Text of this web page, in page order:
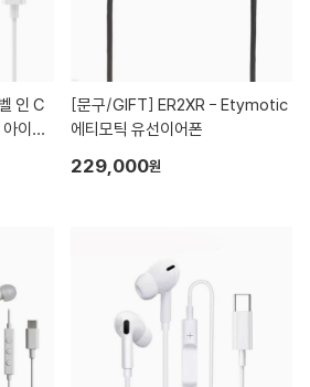
이폰
[문구/GIFT]
에티모틱 유선이어폰
229,000원